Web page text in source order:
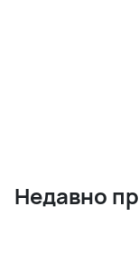
Недавно